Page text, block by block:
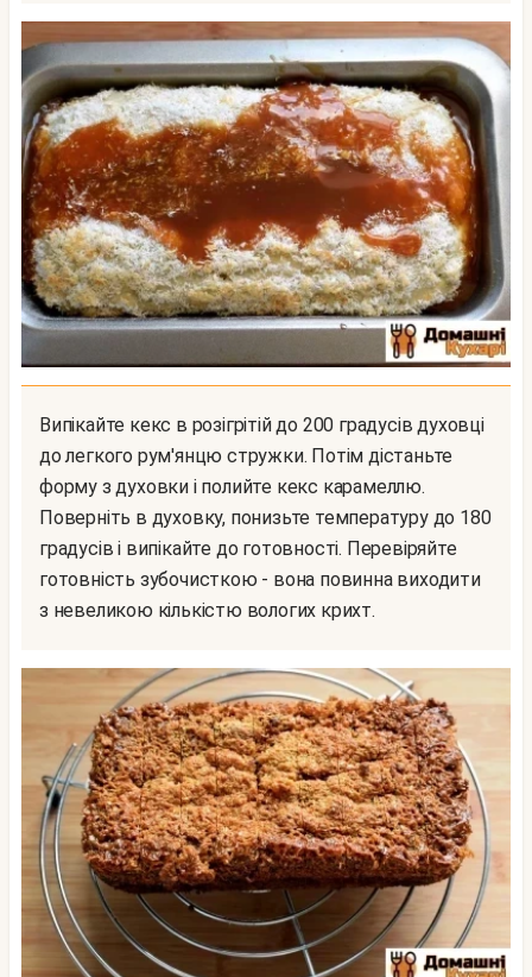
Випікайте кекс в розігрітій до 200 градусів духовці
до легкого рум'янцю стружки. Потім дістаньте
форму з духовки і полийте кекс карамеллю.
Поверніть в духовку, понизьте температуру до 180
градусів і випікайте до готовності. Перевіряйте
готовність зубочисткою - вона повинна виходити
з невеликою кількістю вологих крихт.